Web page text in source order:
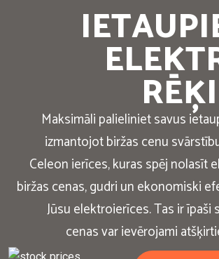
Maksimāli palieliniet savus
izmantojot biržas cenu
Celeon ierīces, kuras spēj nolasīt
biržas cenas, gudri un ekonomiski
Jūsu elektroierīces. Tas ir īpaši
cenas var ievērojami